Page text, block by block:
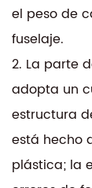
el peso de
fuselaje.
2. La parte
adopta un
estructura
está hecho
plástica; la